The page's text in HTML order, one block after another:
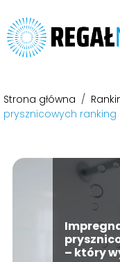
Strona główna /
prysznicowych
– który